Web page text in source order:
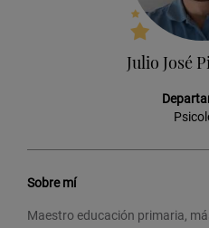
Julio José
Sobre mí
Maestro educación primaria,